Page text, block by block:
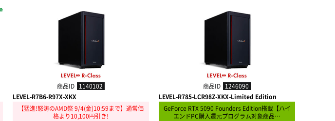
商品ID 1140102
LEVEL-R7B6-R97X-XKX
【猛進!怒涛のAMD祭 9/4(金)10:59まで】通常価
格より10,100円引き!
商品ID 1246090
LEVEL-R785-LCR98Z-XKX-Limited Edition
GeForce RTX 5090 Founders Edition搭載【ハイ
エンドPC購入還元プログラム対象商品…